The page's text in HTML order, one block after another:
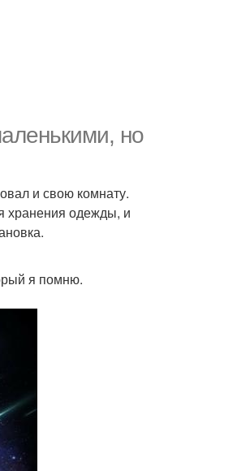
но
и свою комнату.
хранения одежды, и
я помню.